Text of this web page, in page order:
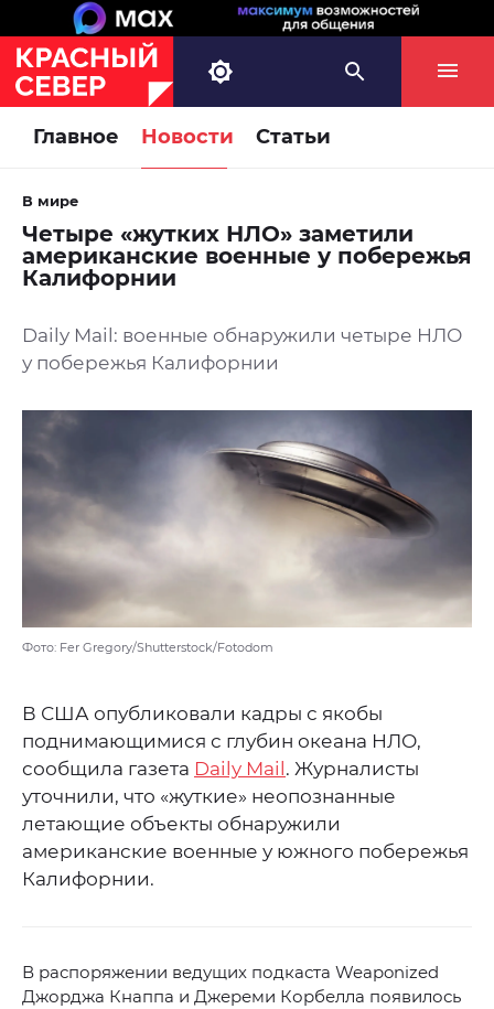
Главное Новости Статьи
В мире
Четыре «жутких НЛО» заметили
американские военные у побережья
Калифорнии
Daily Mail: военные обнаружили четыре НЛО
у побережья Калифорнии
Фото: Fer Gregory/Shutterstock/Fotodom
В США опубликовали кадры с якобы
поднимающимися с глубин океана НЛО,
сообщила газета Daily Mail . Журналисты
уточнили, что «жуткие» неопознанные
летающие объекты обнаружили
американские военные у южного побережья
Калифорнии.
В распоряжении ведущих подкаста Weaponized
Джорджа Кнаппа и Джереми Корбелла появилось